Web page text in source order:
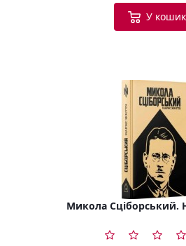
У кошик
Микола Сціборський.